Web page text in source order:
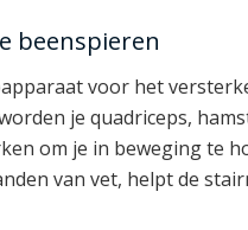
beenspieren
voor het
je quadriceps,
om je in beweging te
van vet, helpt de